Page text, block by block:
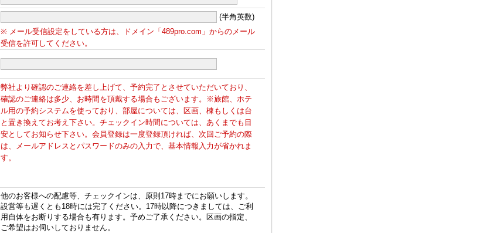
(半角英数)
※ メール受信設定をしている方は、ドメイン「489pro.com」からのメール
受信を許可してください。
弊社より確認のご連絡を差し上げて、予約完了とさせていただいており、
確認のご連絡は多少、お時間を頂戴する場合もございます。※旅館、ホテ
ル用の予約システムを使っており、部屋については、区画、棟もしくは台
と置き換えてお考え下さい。チェックイン時間については、あくまでも目
安としてお知らせ下さい。会員登録は一度登録頂ければ、次回ご予約の際
は、メールアドレスとパスワードのみの入力で、基本情報入力が省かれま
す。
他のお客様への配慮等、チェックインは、原則17時までにお願いします。
設営等も遅くとも18時には完了ください。17時以降につきましては、ご利
用自体をお断りする場合も有ります。予めご了承ください。区画の指定、
ご希望はお伺いしておりません。